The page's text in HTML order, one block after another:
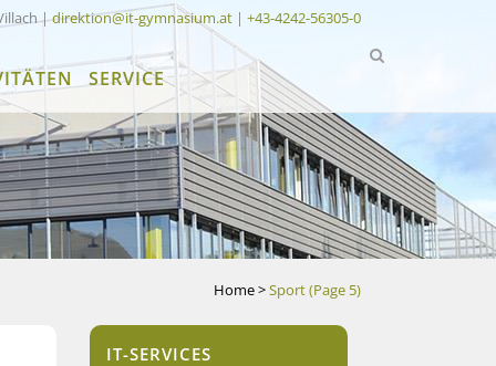
|direktion@it-gymnasium.at | +43-4242-56305-0
SERVICE
Home>Sport(Page 5)
IT-SERVICES